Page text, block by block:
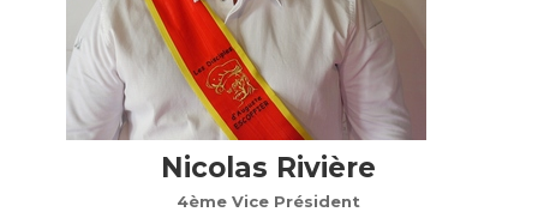
Nicolas Rivière
4ème Vice Président